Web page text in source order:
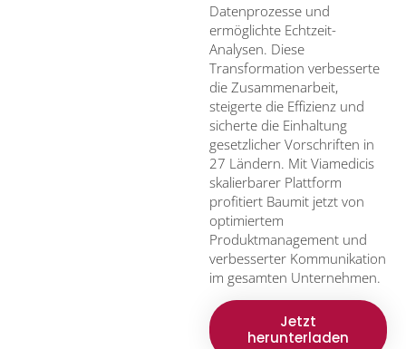
Datenprozesse und
ermöglichte Echtzeit-
Analysen. Diese
Transformation verbesserte
die Zusammenarbeit,
steigerte die Effizienz und
sicherte die Einhaltung
gesetzlicher Vorschriften in
27 Ländern. Mit Viamedicis
skalierbarer Plattform
profitiert Baumit jetzt von
optimiertem
Produktmanagement und
verbesserter Kommunikation
im gesamten Unternehmen.
Jetzt
herunterladen